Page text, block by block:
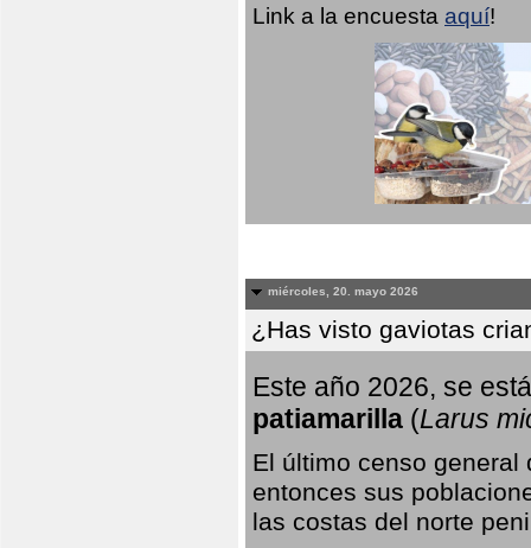
Link a la encuesta aquí!
miércoles, 20. mayo 2026
¿Has visto gaviotas
Este año 2026, se
patiamarilla (Larus
El último censo
entonces sus
las costas del norte